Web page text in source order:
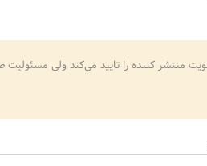
منتشر کننده را تایید می‌کند ولی